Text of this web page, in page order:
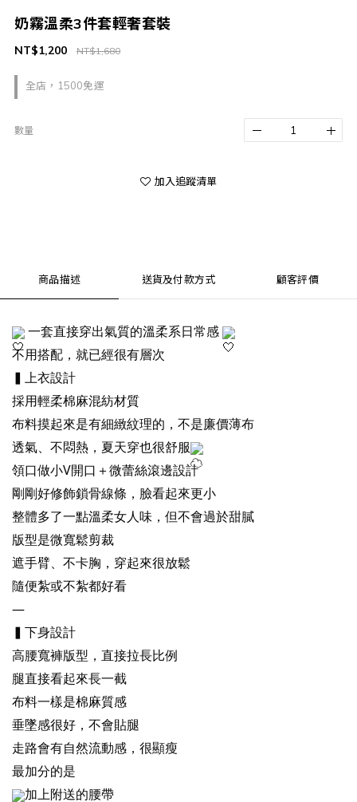
奶霧溫柔3件套輕奢套裝
全店，1500免運
NT$1,680
NT$1,200
數量
加入追蹤清單
商品描述 送貨及付款方式 顧客評價
一套直接穿出氣質的溫柔系日常感
不用搭配，就已經很有層次
▍上衣設計
採用輕柔棉麻混紡材質
布料摸起來是有細緻紋理的，不是廉價薄布
透氣、不悶熱，夏天穿也很舒服
領口做小V開口＋微蕾絲滾邊設計
剛剛好修飾鎖骨線條，臉看起來更小
整體多了一點溫柔女人味，但不會過於甜膩
版型是微寬鬆剪裁
遮手臂、不卡胸，穿起來很放鬆
隨便紮或不紮都好看
—
▍下身設計
高腰寬褲版型，直接拉長比例
腿直接看起來長一截
布料一樣是棉麻質感
垂墜感很好，不會貼腿
走路會有自然流動感，很顯瘦
最加分的是
加上附送的腰帶